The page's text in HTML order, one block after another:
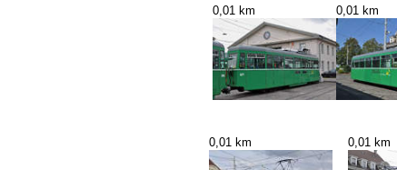
0,01 km 0,01 km
0,01 km 0,01 km